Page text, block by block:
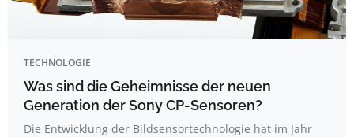
TECHNOLOGIE
Was sind die Geheimnisse der neuen
Generation der Sony CP-Sensoren?
Die Entwicklung der Bildsensortechnologie hat im Jahr